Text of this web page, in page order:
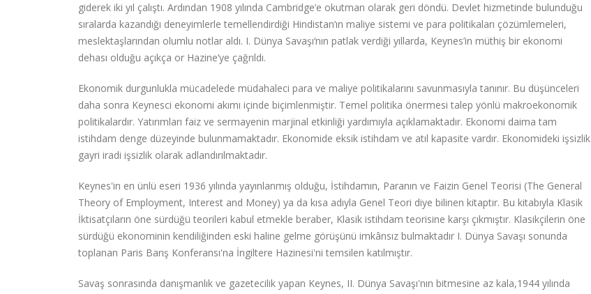
giderek iki yıl çalıştı. Ardından 1908 yılında Cambridge’e okutman olarak geri döndü. Devlet hizmetinde bulunduğu
sıralarda kazandığı deneyimlerle temellendirdiği Hindistan‘ın maliye sistemi ve para politikaları çözümlemeleri,
meslektaşlarından olumlu notlar aldı. I. Dünya Savaşı‘nın patlak verdiği yıllarda, Keynes’in müthiş bir ekonomi
dehası olduğu açıkça or Hazine’ye çağrıldı.
Ekonomik durgunlukla mücadelede müdahaleci para ve maliye politikalarını savunmasıyla tanınır. Bu düşünceleri
daha sonra Keynesci ekonomi akımı içinde biçimlenmiştir. Temel politika önermesi talep yönlü makroekonomik
politikalardır. Yatırımları faiz ve sermayenin marjinal etkinliği yardımıyla açıklamaktadır. Ekonomi daima tam
istihdam denge düzeyinde bulunmamaktadır. Ekonomide eksik istihdam ve atıl kapasite vardır. Ekonomideki işsizlik
gayri iradi işsizlik olarak adlandırılmaktadır.
Keynes'in en ünlü eseri 1936 yılında yayınlanmış olduğu, İstihdamın, Paranın ve Faizin Genel Teorisi (The General
Theory of Employment, Interest and Money) ya da kısa adıyla Genel Teori diye bilinen kitaptır. Bu kitabıyla Klasik
İktisatçıların öne sürdüğü teorileri kabul etmekle beraber, Klasik istihdam teorisine karşı çıkmıştır. Klasikçilerin öne
sürdüğü ekonominin kendiliğinden eski haline gelme görüşünü imkânsız bulmaktadır I. Dünya Savaşı sonunda
toplanan Paris Barış Konferansı'na İngiltere Hazinesi'ni temsilen katılmıştır.
Savaş sonrasında danışmanlık ve gazetecilik yapan Keynes, II. Dünya Savaşı'nın bitmesine az kala,1944 yılında